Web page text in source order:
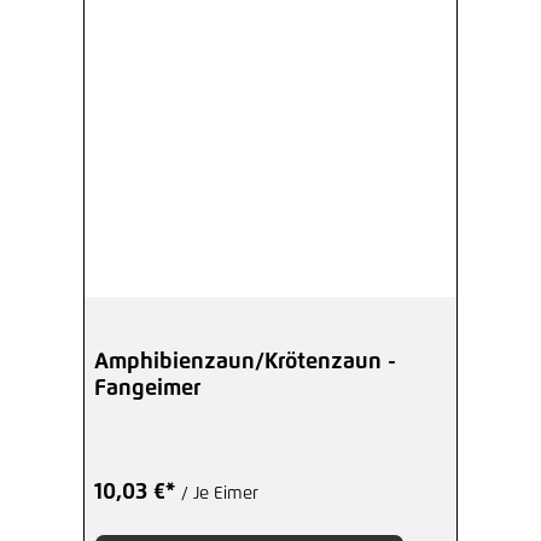
Amphibienzaun/Krötenzaun -
Fangeimer
10,03 €* / Je Eimer